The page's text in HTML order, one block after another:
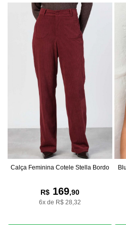
Calça Feminina Cotele Stella Bordo
R$ 169,90
6x de R$ 28,32